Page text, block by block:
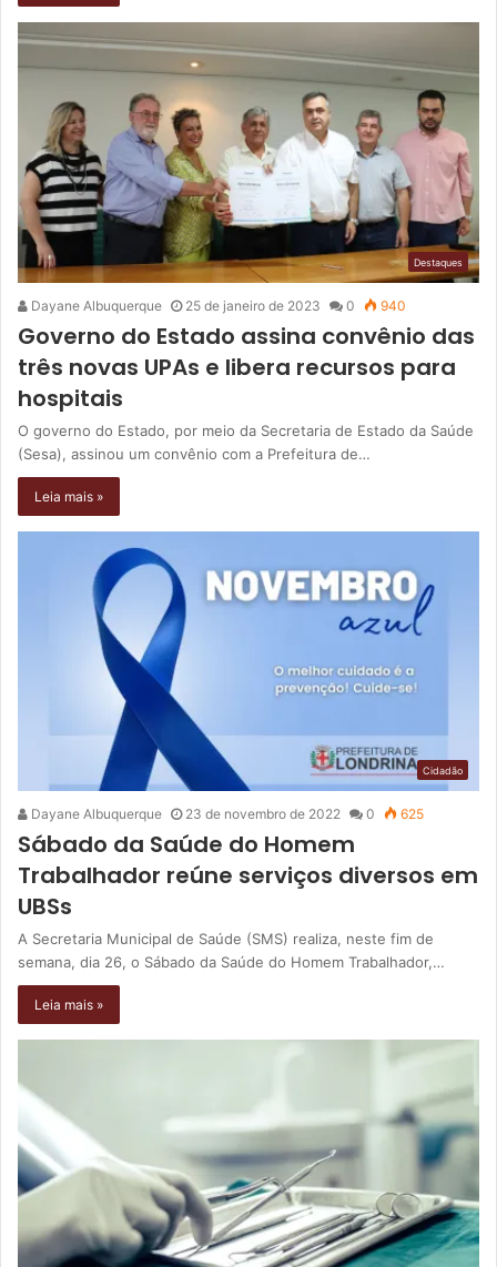
Destaques
Dayane Albuquerque 25 de janeiro de 2023 0 940
Governo do Estado assina convênio das
três novas UPAs e libera recursos para
hospitais
O governo do Estado, por meio da Secretaria de Estado da Saúde
(Sesa), assinou um convênio com a Prefeitura de…
Leia mais »
Cidadão
Dayane Albuquerque 23 de novembro de 2022 0 625
Sábado da Saúde do Homem
Trabalhador reúne serviços diversos em
UBSs
A Secretaria Municipal de Saúde (SMS) realiza, neste fim de
semana, dia 26, o Sábado da Saúde do Homem Trabalhador,…
Leia mais »